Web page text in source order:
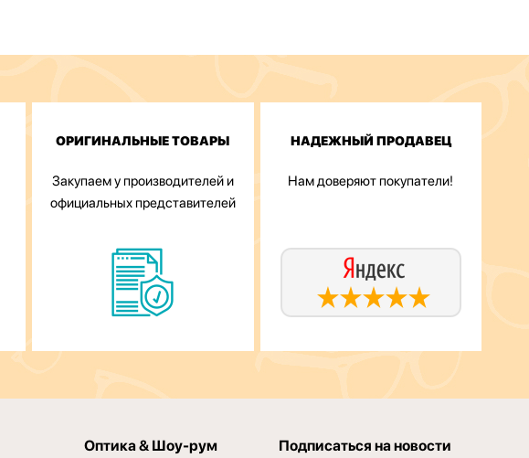
ОРИГИНАЛЬНЫЕ ТОВАРЫ
Закупаем у производителей и
официальных представителей
НАДЕЖНЫЙ ПРОДАВЕЦ
Нам доверяют покупатели!
Оптика & Шоу-рум Подписаться на новости